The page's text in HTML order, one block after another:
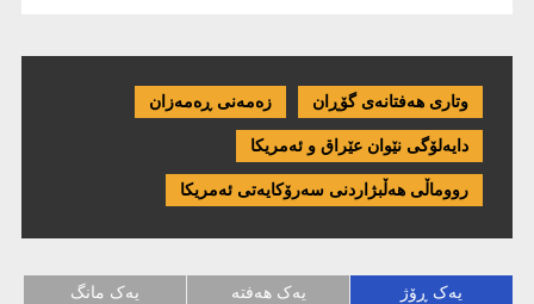
وتاری هەفتانەی گۆڕان زەمەنی ڕەمەزان
دایەلۆگی نێوان عێراق و ئەمریكا
رووماڵی هەڵبژاردنی سەرۆکایەتی ئەمریکا
یەک ڕۆژ یەک هەفتە یەک مانگ